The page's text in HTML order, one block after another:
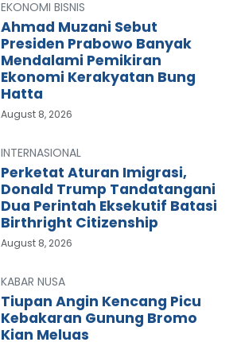
EKONOMI BISNIS
Ahmad Muzani Sebut
Presiden Prabowo Banyak
Mendalami Pemikiran
Ekonomi Kerakyatan Bung
Hatta
August 8, 2026
INTERNASIONAL
Perketat Aturan Imigrasi,
Donald Trump Tandatangani
Dua Perintah Eksekutif Batasi
Birthright Citizenship
August 8, 2026
KABAR NUSA
Tiupan Angin Kencang Picu
Kebakaran Gunung Bromo
Kian Meluas